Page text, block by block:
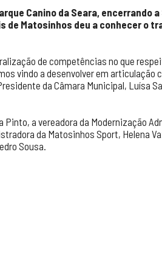
Canino da Seara, encerrando
de Matosinhos deu a conhecer o
de competências no que
vindo a desenvolver em articulação
da Câmara Municipal, Luísa
a vereadora da Modernização
da Matosinhos Sport, Helena
Sousa.